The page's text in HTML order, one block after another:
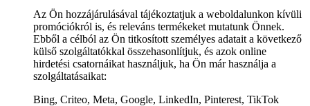
Az Ön hozzájárulásával tájékoztatjuk a weboldalunkon kívüli
promóciókról is, és releváns termékeket mutatunk Önnek.
Ebből a célból az Ön titkosított személyes adatait a következő
külső szolgáltatókkal összehasonlítjuk, és azok online
hirdetési csatornáikat használjuk, ha Ön már használja a
szolgáltatásaikat:
Bing, Criteo, Meta, Google, LinkedIn, Pinterest, TikTok